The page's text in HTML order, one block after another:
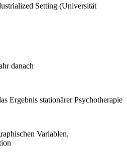
Setting (Universität
danach
Ergebnis stationärer Psychotherapie
Variablen,